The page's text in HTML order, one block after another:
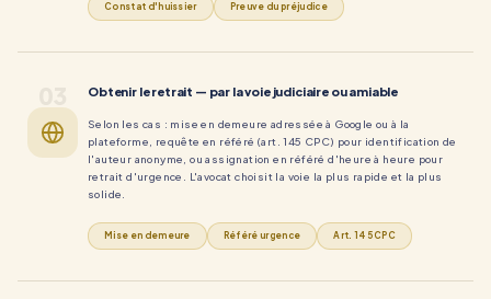
Constat d'huissier Preuve du préjudice
Obtenir le retrait — par la voie judiciaire ou amiable
Selon les cas : mise en demeure adressée à Google ou à la
plateforme, requête en référé (art. 145 CPC) pour identification de
l'auteur anonyme, ou assignation en référé d'heure à heure pour
retrait d'urgence. L'avocat choisit la voie la plus rapide et la plus
solide.
Mise en demeure Référé urgence Art. 145 CPC